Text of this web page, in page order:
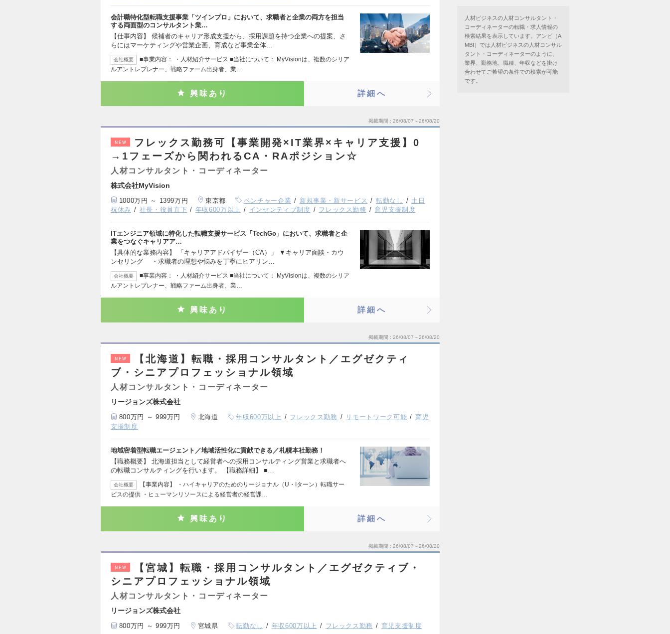
会計職特化型転職支援事業「ツインプロ」において、求職者と企業の両方を担当
する両面型のコンサルタント業…
【仕事内容】 候補者のキャリア形成支援から、採用課題を持つ企業への提案、さ
らにはマーケティングや営業企画、育成など事業全体…
会社概要
■事業内容： ・人材紹介サービス ■当社について： MyVisionは、複数のシリア
ルアントレプレナー、戦略ファーム出身者、業…
興味あり 詳細へ
掲載期間 26/08/07～26/08/20
NEW
フレックス勤務可【事業開発×IT業界×キャリア支援】0
→1フェーズから関われるCA・RAポジション☆
人材コンサルタント・コーディネーター
株式会社MyVision
1000万円 ～ 1399万円 東京都 ベンチャー企業 新規事業・新サービス 転勤なし
土日
祝休み
社長・役員直下 年収600万以上 インセンティブ制度 フレックス勤務 育児支援制度
ITエンジニア領域に特化した転職支援サービス「TechGo」において、求職者と企
業をつなぐキャリアア…
【具体的な業務内容】 「キャリアアドバイザー（CA）」 ▼キャリア面談・カウ
ンセリング ・求職者の理想や悩みを丁寧にヒアリン…
会社概要
■事業内容： ・人材紹介サービス ■当社について： MyVisionは、複数のシリア
ルアントレプレナー、戦略ファーム出身者、業…
興味あり 詳細へ
掲載期間 26/08/07～26/08/20
NEW
【北海道】転職・採用コンサルタント／エグゼクティ
ブ・シニアプロフェッショナル領域
人材コンサルタント・コーディネーター
リージョンズ株式会社
800万円 ～ 999万円 北海道 年収600万以上 フレックス勤務 リモートワーク可能
育児
支援制度
地域密着型転職エージェント／地域活性化に貢献できる／札幌本社勤務！
【職務概要】 北海道担当として経営者への採用コンサルティング営業と求職者へ
の転職コンサルティングを行います。 【職務詳細】 ■…
会社概要
【事業内容】 ・ハイキャリアのためのリージョナル（U・Iターン）転職サー
ビスの提供 ・ヒューマンリソースによる経営者の経営課…
興味あり 詳細へ
掲載期間 26/08/07～26/08/20
NEW
【宮城】転職・採用コンサルタント／エグゼクティブ・
シニアプロフェッショナル領域
人材コンサルタント・コーディネーター
リージョンズ株式会社
800万円 ～ 999万円 宮城県 転勤なし 年収600万以上 フレックス勤務 育児支援制度
人材ビジネスの人材コンサルタント・
コーディネーターの転職・求人情報の
検索結果を表示しています。アンビ（A
MBI）では人材ビジネスの人材コンサル
タント・コーディネーターのように、
業界、勤務地、職種、年収などを掛け
合わせてご希望の条件での検索が可能
です。